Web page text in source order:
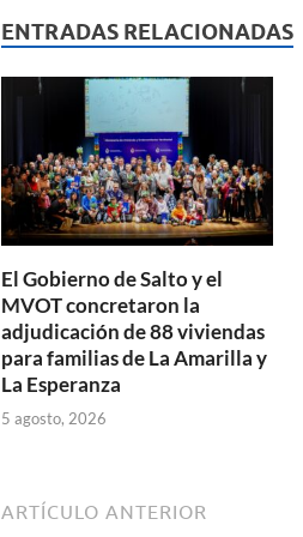
s
A
p
b
o
o
k
p
ENTRADAS RELACIONADAS
El Gobierno de Salto y el
MVOT concretaron la
adjudicación de 88 viviendas
para familias de La Amarilla y
La Esperanza
5 agosto, 2026
ARTÍCULO ANTERIOR